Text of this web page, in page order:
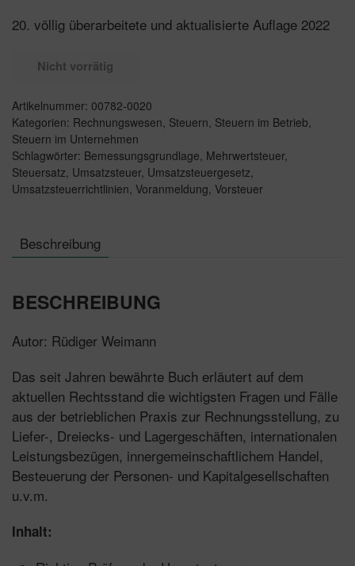
20. völlig überarbeitete und aktualisierte Auflage 2022
Nicht vorrätig
Artikelnummer: 00782-0020
Kategorien: Rechnungswesen, Steuern, Steuern im Betrieb,
Steuern im Unternehmen
Schlagwörter: Bemessungsgrundlage, Mehrwertsteuer,
Steuersatz, Umsatzsteuer, Umsatzsteuergesetz,
Umsatzsteuerrichtlinien, Voranmeldung, Vorsteuer
Beschreibung
BESCHREIBUNG
Autor: Rüdiger Weimann
Das seit Jahren bewährte Buch erläutert auf dem
aktuellen Rechtsstand die wichtigsten Fragen und Fälle
aus der betrieblichen Praxis zur Rechnungsstellung, zu
Liefer-, Dreiecks- und Lagergeschäften, internationalen
Leistungsbezügen, innergemeinschaftlichem Handel,
Besteuerung der Personen- und Kapitalgesellschaften
u.v.m.
Inhalt: